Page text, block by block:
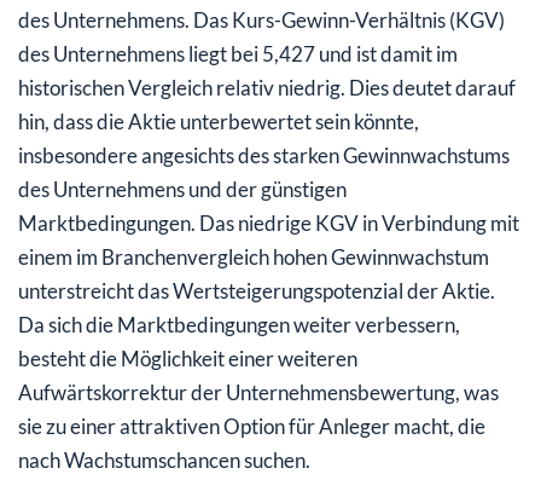
des Unternehmens. Das Kurs-Gewinn-Verhältnis (KGV)
des Unternehmens liegt bei 5,427 und ist damit im
historischen Vergleich relativ niedrig. Dies deutet darauf
hin, dass die Aktie unterbewertet sein könnte,
insbesondere angesichts des starken Gewinnwachstums
des Unternehmens und der günstigen
Marktbedingungen. Das niedrige KGV in Verbindung mit
einem im Branchenvergleich hohen Gewinnwachstum
unterstreicht das Wertsteigerungspotenzial der Aktie.
Da sich die Marktbedingungen weiter verbessern,
besteht die Möglichkeit einer weiteren
Aufwärtskorrektur der Unternehmensbewertung, was
sie zu einer attraktiven Option für Anleger macht, die
nach Wachstumschancen suchen.